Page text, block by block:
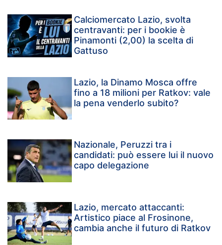
Calciomercato Lazio, svolta
centravanti: per i bookie è
Pinamonti (2,00) la scelta di
Gattuso
Lazio, la Dinamo Mosca offre
fino a 18 milioni per Ratkov: vale
la pena venderlo subito?
Nazionale, Peruzzi tra i
candidati: può essere lui il nuovo
capo delegazione
Lazio, mercato attaccanti:
Artistico piace al Frosinone,
cambia anche il futuro di Ratkov